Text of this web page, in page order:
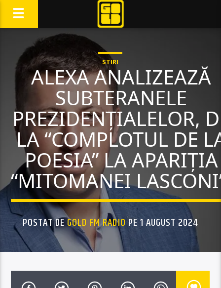
STIRI
ALEXA ANALIZEAZĂ
SUBTERANELE
PREZIDENȚIALELOR,
LA “COMPLOTUL DE
POESIA” LA APARIȚIA
“MITOMANEI
POSTAT DEGOLD FM RADIOPE 1 AUGUST 2024